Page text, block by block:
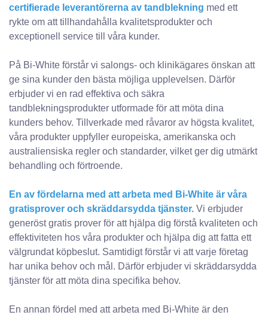
certifierade leverantörerna av tandblekning med ett
rykte om att tillhandahålla kvalitetsprodukter och
exceptionell service till våra kunder.
På Bi-White förstår vi salongs- och klinikägares önskan att
ge sina kunder den bästa möjliga upplevelsen. Därför
erbjuder vi en rad effektiva och säkra
tandblekningsprodukter utformade för att möta dina
kunders behov. Tillverkade med råvaror av högsta kvalitet,
våra produkter uppfyller europeiska, amerikanska och
australiensiska regler och standarder, vilket ger dig utmärkt
behandling och förtroende.
En av fördelarna med att arbeta med Bi-White är våra
gratisprover och skräddarsydda tjänster. Vi erbjuder
generöst gratis prover för att hjälpa dig förstå kvaliteten och
effektiviteten hos våra produkter och hjälpa dig att fatta ett
välgrundat köpbeslut. Samtidigt förstår vi att varje företag
har unika behov och mål. Därför erbjuder vi skräddarsydda
tjänster för att möta dina specifika behov.
En annan fördel med att arbeta med Bi-White är den